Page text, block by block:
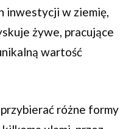
inwestycji w ziemię,
żywe, pracujące
wartość
różne formy